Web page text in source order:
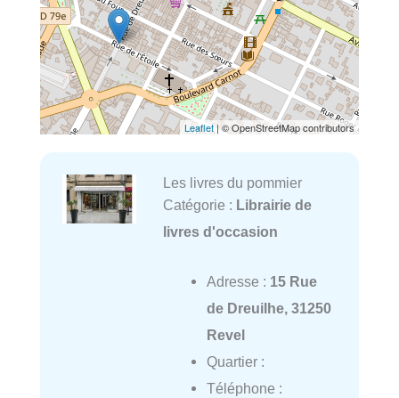
Leaflet| © OpenStreetMap contributors
Les livres du pommier
Catégorie : Librairie de
livres d'occasion
Adresse : 15 Rue
de Dreuilhe, 31250
Revel
Quartier :
Téléphone :